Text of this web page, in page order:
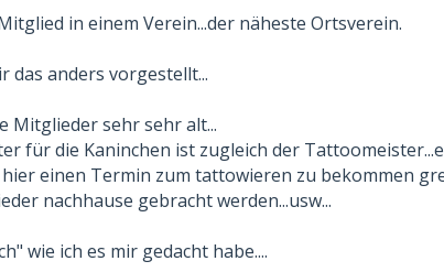
in einem Verein...der näheste Ortsverein.
das anders vorgestellt...
Mitglieder sehr sehr alt...
für die Kaninchen ist zugleich der
hier einen Termin zum tattowieren zu bekommen
nachhause gebracht werden...usw...
wie ich es mir gedacht habe....